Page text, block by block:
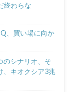
終わらな
、買い場に向か
のシナリオ、そ
、キオクシア3兆